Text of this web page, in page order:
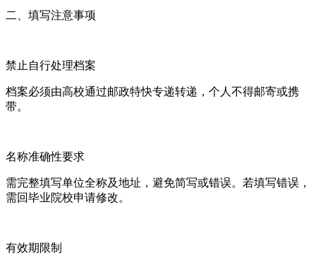
二、填写注意事项
禁止自行处理档案‌
档案必须由高校通过邮政特快专递转递，个人不得邮寄或携
带。
名称准确性要求‌
需完整填写单位全称及地址，避免简写或错误。若填写错误，
需回毕业院校申请修改。
有效期限制‌